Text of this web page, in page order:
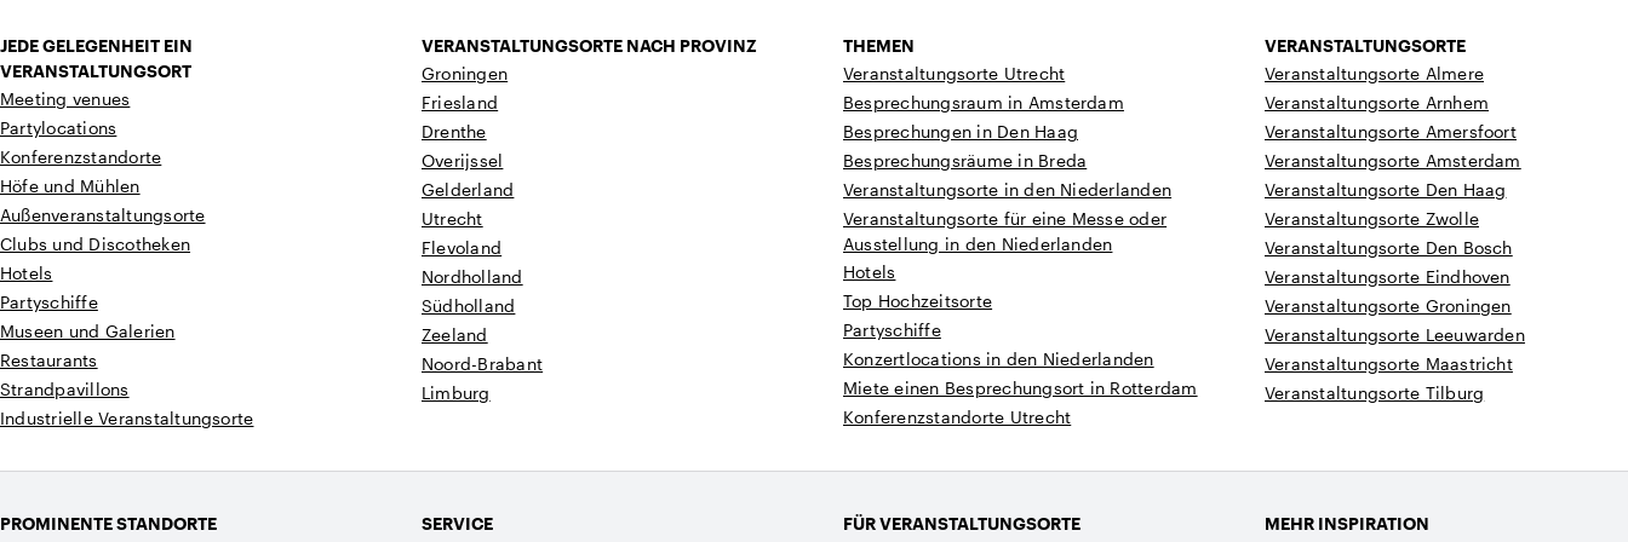
JEDE GELEGENHEIT EIN
VERANSTALTUNGSORT
Meeting venues
Partylocations
Konferenzstandorte
Höfe und Mühlen
Außenveranstaltungsorte
Clubs und Discotheken
Hotels
Partyschiffe
Museen und Galerien
Restaurants
Strandpavillons
Industrielle Veranstaltungsorte
VERANSTALTUNGSORTE NACH PROVINZ
Groningen
Friesland
Drenthe
Overijssel
Gelderland
Utrecht
Flevoland
Nordholland
Südholland
Zeeland
Noord-Brabant
Limburg
THEMEN
Veranstaltungsorte Utrecht
Besprechungsraum in Amsterdam
Besprechungen in Den Haag
Besprechungsräume in Breda
Veranstaltungsorte in den Niederlanden
Veranstaltungsorte für eine Messe oder
Ausstellung in den Niederlanden
Hotels
Top Hochzeitsorte
Partyschiffe
Konzertlocations in den Niederlanden
Miete einen Besprechungsort in Rotterdam
Konferenzstandorte Utrecht
VERANSTALTUNGSORTE
Veranstaltungsorte Almere
Veranstaltungsorte Arnhem
Veranstaltungsorte Amersfoort
Veranstaltungsorte Amsterdam
Veranstaltungsorte Den Haag
Veranstaltungsorte Zwolle
Veranstaltungsorte Den Bosch
Veranstaltungsorte Eindhoven
Veranstaltungsorte Groningen
Veranstaltungsorte Leeuwarden
Veranstaltungsorte Maastricht
Veranstaltungsorte Tilburg
PROMINENTE STANDORTE
SERVICE
FÜR VERANSTALTUNGSORTE
MEHR INSPIRATION